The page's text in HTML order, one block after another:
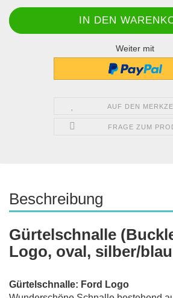
Weiter mit
AUF DEN
FRAGE ZUM
Beschreibung
Gürtelschnalle
Logo, oval, silber/blau
Gürtelschnalle: Ford Logo